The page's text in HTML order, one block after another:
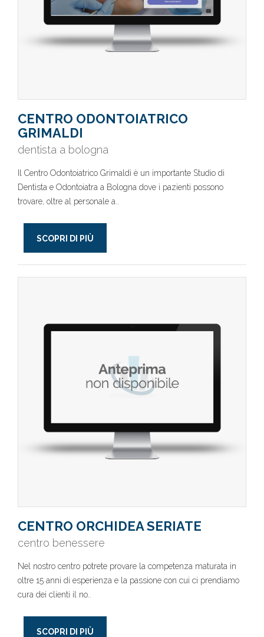
CENTRO ODONTOIATRICO
GRIMALDI
dentista a bologna
Il Centro Odontoiatrico Grimaldi è un importante Studio di
Dentista e Odontoiatra a Bologna dove i pazienti possono
trovare, oltre al personale a..
SCOPRI DI PIÙ
CENTRO ORCHIDEA SERIATE
centro benessere
Nel nostro centro potrete provare la competenza maturata in
oltre 15 anni di esperienza e la passione con cui ci prendiamo
cura dei clienti il no..
SCOPRI DI PIÙ